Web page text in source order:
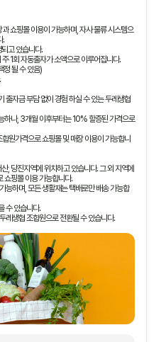
쇼핑몰 이용이 가능하며, 자사 물류 시스템으
.
고 있습니다.
1회 자동출자가 소액으로 이루어집니다.
될 수 있음)
출자금 부담 없이 경험 하실 수 있는 두레생협
하나, 3개월 이후부터는 10% 할증된 가격으로
원가격으로 쇼핑몰 및 매장 이용이 가능합니
, 당진지역에 위치하고 있습니다. 그 외 지역에
쇼핑몰 이용 가능합니다.
능하며, 모든 생활재는 택배로만 배송 가능합
수 있습니다.
레생협 조합원으로 전환될 수 있습니다.